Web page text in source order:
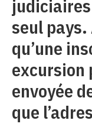
seul
qu’une
envoyée
que